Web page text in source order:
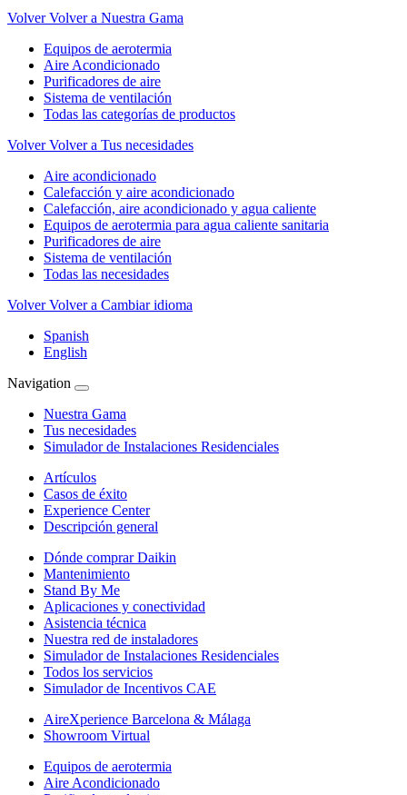
Volver Volver a Nuestra Gama
Equipos de aerotermia
Aire Acondicionado
Purificadores de aire
Sistema de ventilación
Todas las categorías de productos
Volver Volver a Tus necesidades
Aire acondicionado
Calefacción y aire acondicionado
Calefacción, aire acondicionado y agua caliente
Equipos de aerotermia para agua caliente sanitaria
Purificadores de aire
Sistema de ventilación
Todas las necesidades
Volver Volver a Cambiar idioma
Spanish
English
Navigation
Nuestra Gama
Tus necesidades
Simulador de Instalaciones Residenciales
Artículos
Casos de éxito
Experience Center
Descripción general
Dónde comprar Daikin
Mantenimiento
Stand By Me
Aplicaciones y conectividad
Asistencia técnica
Nuestra red de instaladores
Simulador de Instalaciones Residenciales
Todos los servicios
Simulador de Incentivos CAE
AireXperience Barcelona & Málaga
Showroom Virtual
Equipos de aerotermia
Aire Acondicionado